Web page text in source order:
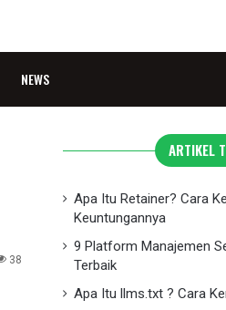
NEWS
38
ARTIKEL
Apa Itu Retainer? Cara
Keuntungannya
9 Platform Manajemen
Terbaik
Apa Itu llms.txt ? Cara